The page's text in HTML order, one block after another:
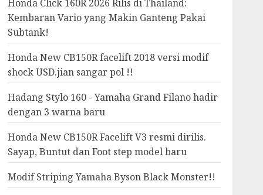
Honda Click 160R 2026 Rilis di Thailand:
Kembaran Vario yang Makin Ganteng Pakai
Subtank!
Honda New CB150R facelift 2018 versi modif
shock USD.jian sangar pol !!
Hadang Stylo 160 - Yamaha Grand Filano hadir
dengan 3 warna baru
Honda New CB150R Facelift V3 resmi dirilis.
Sayap, Buntut dan Foot step model baru
Modif Striping Yamaha Byson Black Monster!!